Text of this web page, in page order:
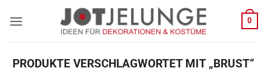
Inhalt
0
PRODUKTE VERSCHLAGWORTET MIT „BRUST“